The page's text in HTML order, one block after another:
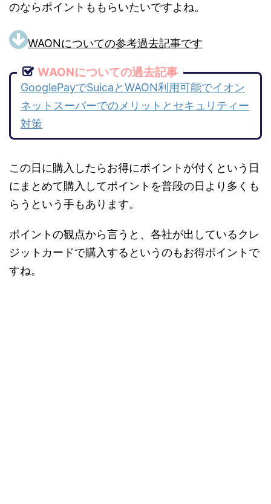
のならポイントももらいたいですよね。
WAONについての参考過去記事です
WAONについての過去記事
GooglePayでSuicaとWAON利用可能でイオン
ネットスーパーでのメリットとセキュリティー
対策
この日に購入したらお得にポイントが付くという日
にまとめて購入してポイントを普段の日より多くも
らうという手もあります。
ポイントの観点から言うと、各社が出しているクレ
ジットカードで購入するというのもお得ポイントで
すね。